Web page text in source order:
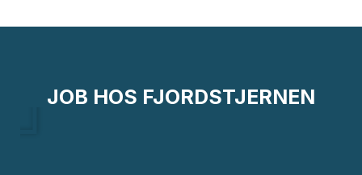
JOB HOS FJORDSTJERNEN